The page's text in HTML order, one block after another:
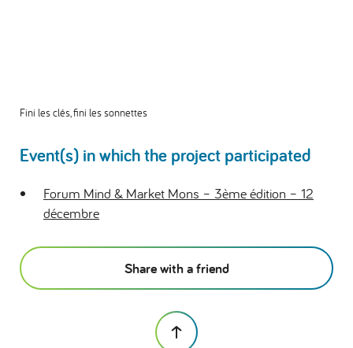
Fini les clés, fini les sonnettes
Event(s) in which the project participated
Forum Mind & Market Mons – 3ème édition – 12
décembre
Share with a friend